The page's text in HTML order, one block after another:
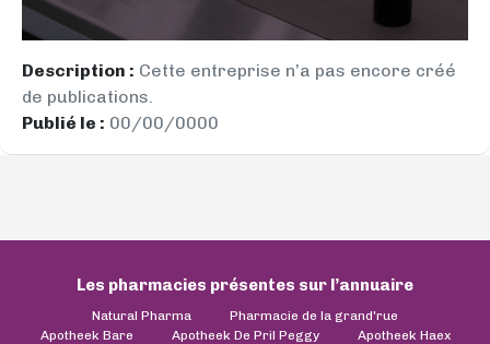
Description : Cette entreprise n’a pas encore créé
de publications.
Publié le : 00/00/0000
Les pharmacies présentes sur l’annuaire
Natural Pharma
Pharmacie de la grand'rue
Apotheek Bare
Apotheek De Pril Peggy
Apotheek Haex